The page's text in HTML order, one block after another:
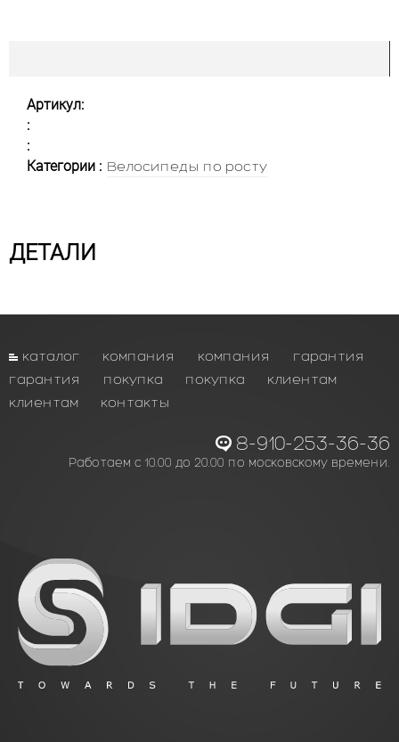
Артикул:
:
:
Категории : Велосипеды по росту
ДЕТАЛИ
каталог компания компания
гарантия
гарантия
покупка покупка
клиентам
клиентам
контакты
8-910-253-36-36
Работаем с 10.00 до 20.00 по московскому времени.